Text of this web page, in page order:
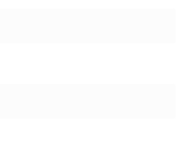
y para el municipio